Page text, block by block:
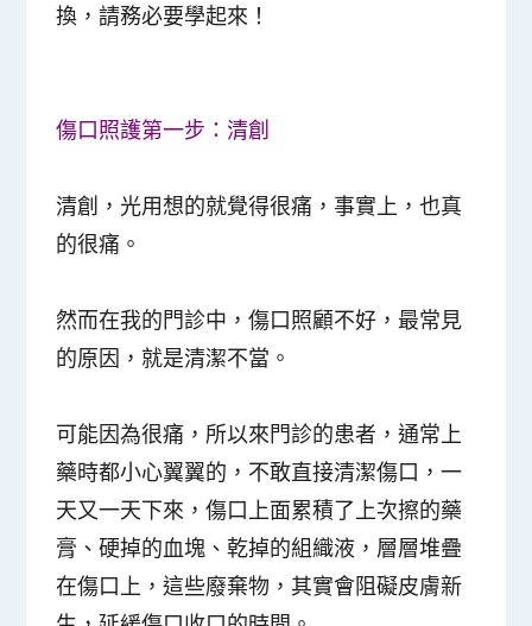
換 ，請務必要學起來！
傷口照護第一步：清創
清創，光用想的就覺得很痛，事實上，也真
的很痛。
然而在我的門診中，傷口照顧不好，最常見
的原因，就是清潔不當。
可能因為很痛，所以來門診的患者，通常上
藥時都小心翼翼的，不敢直接清潔傷口，一
天又一天下來，傷口上面累積了上次擦的藥
膏、硬掉的血塊、乾掉的組織液，層層堆疊
在傷口上，這些廢棄物，其實會阻礙皮膚新